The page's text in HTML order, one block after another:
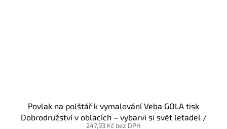
Povlak na polštář k vymalování Veba GOLA tisk
Dobrodružství v oblacích – vybarvi si svět letadel /
247,93 Kč bez DPH